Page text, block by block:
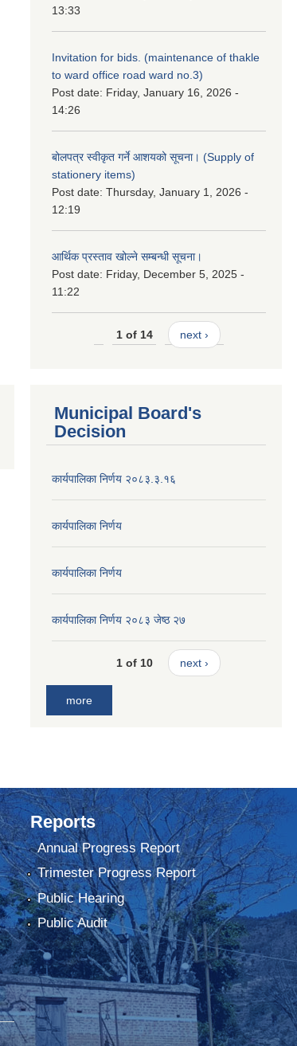
13:33
Invitation for bids. (maintenance of thakle
to ward office road ward no.3)
Post date: Friday, January 16, 2026 -
14:26
बोलपत्र स्वीकृत गर्ने आशयको सूचना। (Supply of
stationery items)
Post date: Thursday, January 1, 2026 -
12:19
आर्थिक प्रस्ताव खोल्ने सम्बन्धी सूचना।
Post date: Friday, December 5, 2025 -
11:22
1 of 14 next ›
Municipal Board's
Decision
कार्यपालिका निर्णय २०८३.३.१६
कार्यपालिका निर्णय
कार्यपालिका निर्णय
कार्यपालिका निर्णय २०८३ जेष्ठ २७
1 of 10 next ›
more
Reports
Annual Progress Report
Trimester Progress Report
Public Hearing
Public Audit